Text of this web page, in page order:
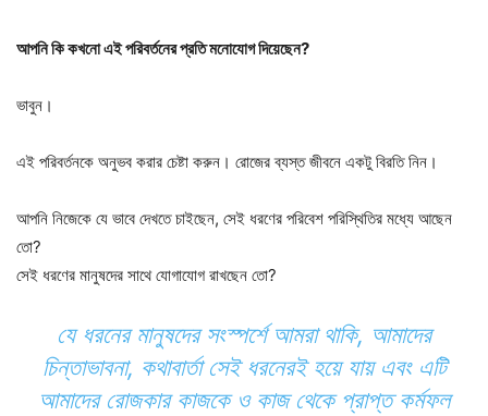
আপনি কি কখনো এই পরিবর্তনের প্রতি মনোযোগ দিয়েছেন?
ভাবুন।
এই পরিবর্তনকে অনুভব করার চেষ্টা করুন। রোজের ব্যস্ত জীবনে একটু বিরতি নিন।
আপনি নিজেকে যে ভাবে দেখতে চাইছেন, সেই ধরণের পরিবেশ পরিস্থিতির মধ্যে আছেন
তো?
সেই ধরণের মানুষদের সাথে যোগাযোগ রাখছেন তো?
যে ধরনের মানুষদের সংস্পর্শে আমরা থাকি, আমাদের
চিন্তাভাবনা, কথাবার্তা সেই ধরনেরই হয়ে যায় এবং এটি
আমাদের রোজকার কাজকে ও কাজ থেকে প্রাপ্ত কর্মফল